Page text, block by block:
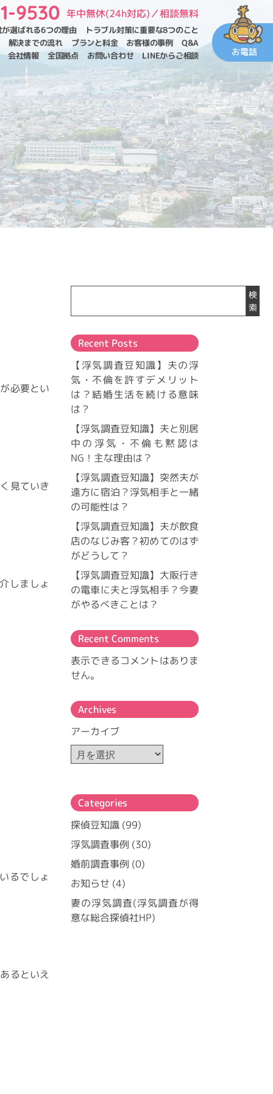
お電話
9530 年中無休(24h対応)／相談無料
が選ばれる6つの理由 トラブル対策に重要な8つのこと
解決までの流れ
プランと料金 お客様の事例
Q&A
会社情報
全国拠点 お問い合わせ LINEからご相談
必要とい
見ていき
しましょ
るでしょ
るといえ
検
索
Recent Posts
【浮気調査豆知識】夫の浮
気・不倫を許すデメリット
は？結婚生活を続ける意味
は？
【浮気調査豆知識】夫と別居
中の浮気・不倫も黙認は
NG！主な理由は？
【浮気調査豆知識】突然夫が
遠方に宿泊？浮気相手と一緒
の可能性は？
【浮気調査豆知識】夫が飲食
店のなじみ客？初めてのはず
がどうして？
【浮気調査豆知識】大阪行き
の電車に夫と浮気相手？今妻
がやるべきことは？
Recent Comments
表示できるコメントはありま
せん。
Archives
アーカイブ
Categories
探偵豆知識 (99)
浮気調査事例 (30)
婚前調査事例 (0)
お知らせ (4)
妻の浮気調査(浮気調査が得
意な総合探偵社HP)